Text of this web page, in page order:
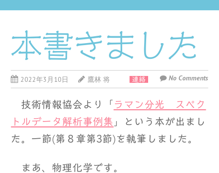
本書きました
2022年3月10日 鷹林 将 連絡 No Comments
技術情報協会より「 ラマン分光 スペク
トルデータ解析事例集 」という本が出まし
た。一節(第８章第3節)を執筆しました。
まあ、物理化学です。